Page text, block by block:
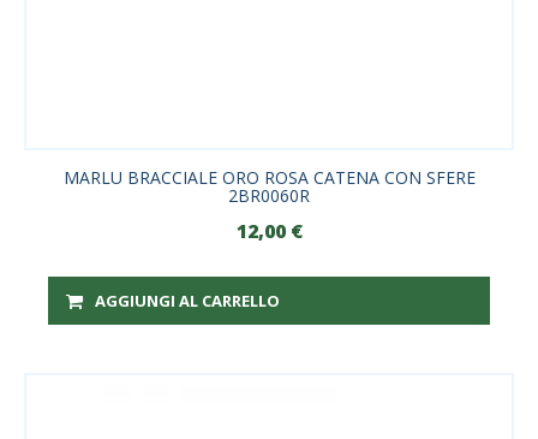
MARLU BRACCIALE ORO ROSA CATENA CON SFERE
2BR0060R
12,00 €
AGGIUNGI AL CARRELLO